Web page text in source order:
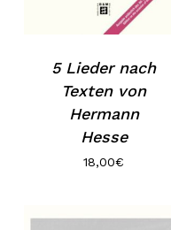
5 Lieder nach
Texten von
Hermann
Hesse
18,00€